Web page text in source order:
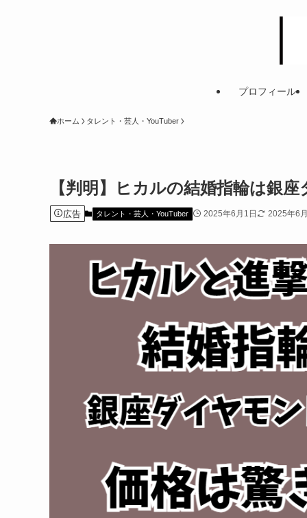
プロフィール
ホーム タレント・芸人・YouTuber
【判明】ヒカルの結婚指輪は銀
広告 タレント・芸人・YouTuber 2025年6月1日 2025年6